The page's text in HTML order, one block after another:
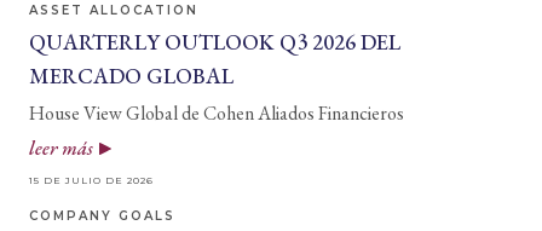
ASSET ALLOCATION
QUARTERLY OUTLOOK Q3 2026 DEL
MERCADO GLOBAL
House View Global de Cohen Aliados Financieros
leer más
15 DE JULIO DE 2026
COMPANY GOALS